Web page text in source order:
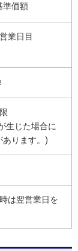
準価額
業日目
生じた場合に
あります。)
は翌営業日を